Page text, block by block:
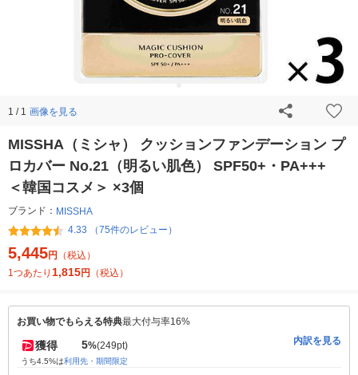
1 / 1 画像を見る
MISSHA（ミシャ） クッションファンデーション プ
ロカバー No.21（明るい肌色） SPF50+・PA+++
＜韓国コスメ＞ ×3個
ブランド： MISSHA
4.33 （75件のレビュー）
5,445円
（税込）
1つあたり 1,815円 （税込）
お買い物でもらえる特典最大付与率16%
獲得 5%(249pt)
うち4.5%は利用先・期間限定
内訳を見る